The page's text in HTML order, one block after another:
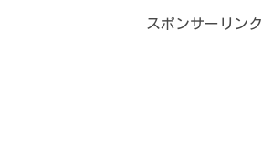
スポンサーリンク